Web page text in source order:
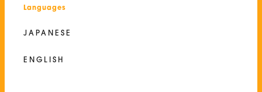
Languages
JAPANESE
ENGLISH